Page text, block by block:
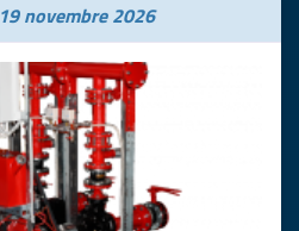
19 novembre 2026